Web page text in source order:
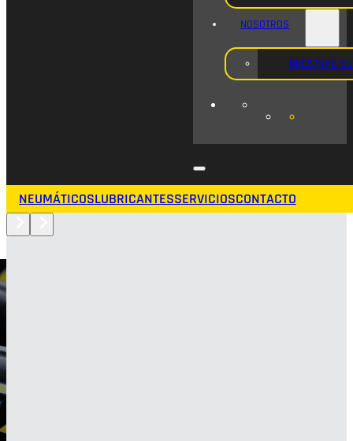
NOSOTROS
NUESTRAS
NEUMÁTICOSLUBRICANTESSERVICIOSCONTACTO